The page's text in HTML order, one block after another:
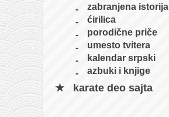
zabranjena istorija
ćirilica
porodične priče
umesto tvitera
kalendar srpski
azbuki i knjige
karate deo sajta